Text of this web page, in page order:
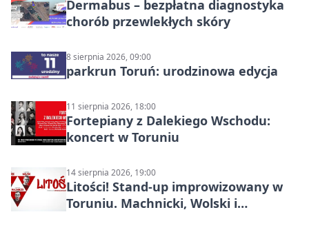
Dermabus – bezpłatna diagnostyka
chorób przewlekłych skóry
8 sierpnia 2026, 09:00
parkrun Toruń: urodzinowa edycja
11 sierpnia 2026, 18:00
Fortepiany z Dalekiego Wschodu:
koncert w Toruniu
14 sierpnia 2026, 19:00
Litości! Stand-up improwizowany w
Toruniu. Machnicki, Wolski i